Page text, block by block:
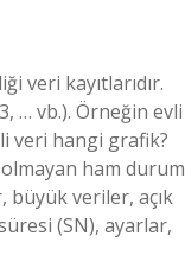
veri kayıtlarıdır.
… vb.). Örneğin evli
veri hangi grafik?
ham durum
büyük veriler, açık
(SN), ayarlar,